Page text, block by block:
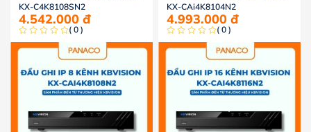
KX-C4K8108SN2
4.542.000 đ
( 0 )
KX-CAi4K8104N2
4.993.000 đ
( 0 )